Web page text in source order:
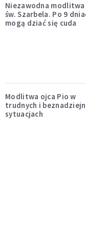
Niezawodna modlitwa
św. Szarbela. Po 9
mogą dziać się cuda
Modlitwa ojca Pio w
trudnych i
sytuacjach